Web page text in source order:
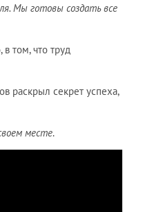
Мы готовы создать все
том, что труд
раскрыл секрет успеха,
месте.